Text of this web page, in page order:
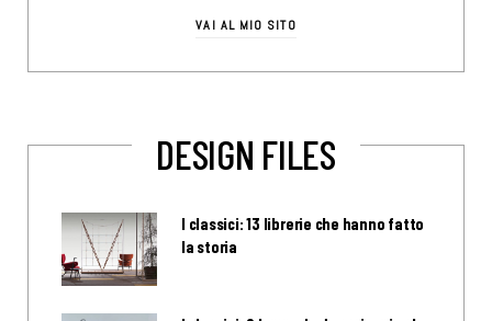
VAI AL MIO SITO
DESIGN FILES
I classici: 13 librerie che hanno fatto
la storia